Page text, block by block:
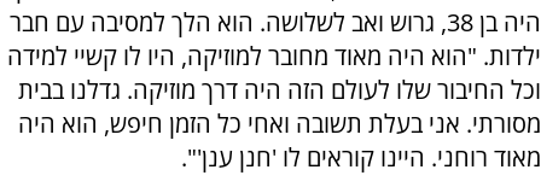
היה בן 38, גרוש ואב לשלושה. הוא הלך למסיבה עם חבר
ילדות. "הוא היה מאוד מחובר למוזיקה, היו לו קשיי למידה
וכל החיבור שלו לעולם הזה היה דרך מוזיקה. גדלנו בבית
מסורתי. אני בעלת תשובה ואחי כל הזמן חיפש, הוא היה
מאוד רוחני. היינו קוראים לו 'חנן ענן'".